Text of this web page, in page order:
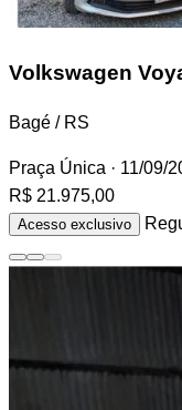
Volkswagen
Bagé / RS
Praça Única · 11/09/
R$ 21.975,00
Acesso exclusivo